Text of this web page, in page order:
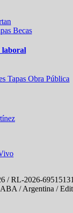
Becas
laboral
Tapas Obra Pública
/ RL-2026-
/ Argentina /